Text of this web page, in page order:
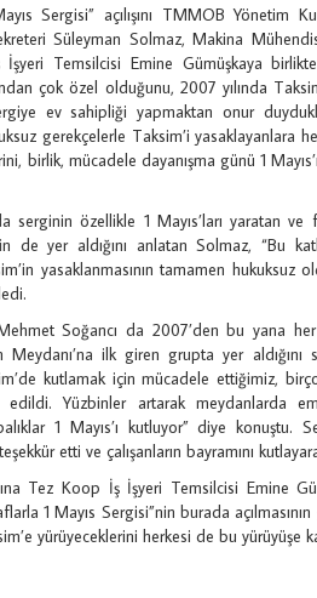
Sergisi” açılışını TMMOB Yönetim
Süleyman Solmaz, Makina
Temsilcisi Emine Gümüşkaya
çok özel olduğunu, 2007 yılında
ev sahipliği yapmaktan onur
gerekçelerle Taksim’i yasaklayanlara
birlik, mücadele dayanışma günü 1
serginin özellikle 1 Mayıs’ları yaratan
de yer aldığını anlatan Solmaz, “Bu
yasaklanmasının tamamen hukuksuz
Soğancı da 2007’den bu yana her
Meydanı’na ilk giren grupta yer aldığını
kutlamak için mücadele ettiğimiz,
Yüzbinler artarak meydanlarda
1 Mayıs’ı kutluyor” diye konuştu.
etti ve çalışanların bayramını
Tez Koop İş İşyeri Temsilcisi Emine
1 Mayıs Sergisi”nin burada
yürüyeceklerini herkesi de bu yürüyüşe